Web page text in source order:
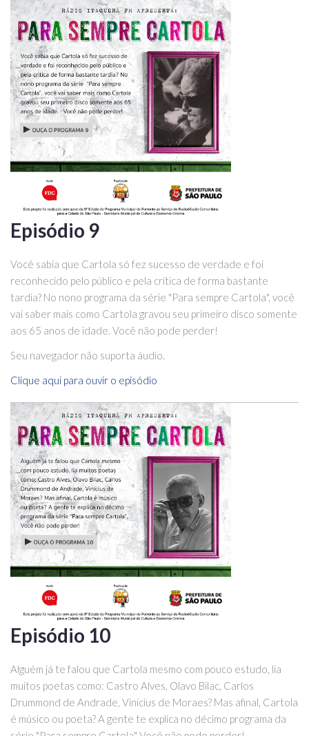
Episódio 9
Você sabia que Cartola só fez sucesso de verdade e foi
reconhecido pelo público e pela crítica de forma bastante
tardia? No nono programa da série "Para sempre Cartola", você
vai saber mais como Cartola gravou seu primeiro disco somente
aos 65 anos de idade. Você não pode perder!
Seu navegador não suporta áudio.
Clique aqui para ouvir o episódio
Episódio 10
Alguém já te falou que Cartola mesmo com pouco estudo, lia
muitos poetas como: Castro Alves, Olavo Bilac, Carlos
Drummond de Andrade, Vinícius de Moraes? Mas afinal, Cartola
é músico ou poeta? A gente te explica no décimo programa da